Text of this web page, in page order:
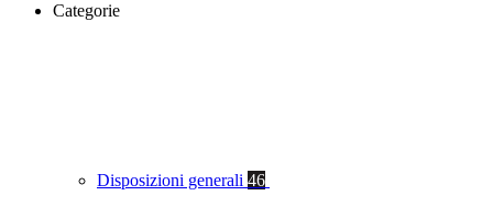
Categorie
Disposizioni generali 46